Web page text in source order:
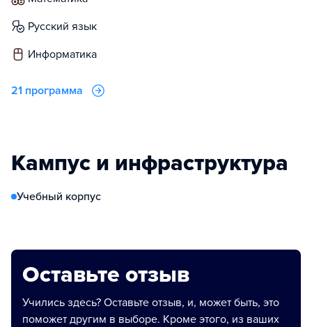
русский язык
информатика
21 программа
Кампус и инфраструктура
Учебный корпус
Оставьте отзыв
Учились здесь? Оставьте отзыв, и, может быть, это
поможет другим в выборе. Кроме этого, из ваших